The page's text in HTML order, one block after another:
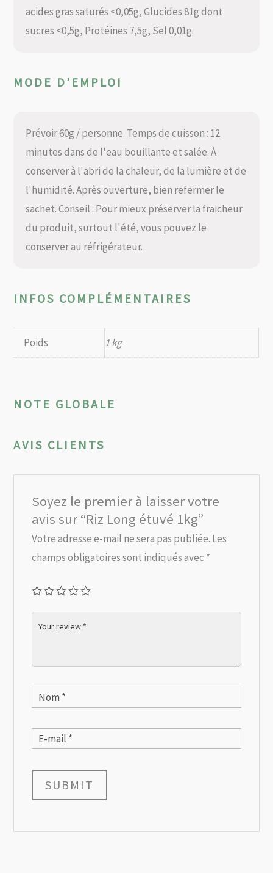
acides gras saturés <0,05g, Glucides 81g dont
sucres <0,5g, Protéines 7,5g, Sel 0,01g.
MODE D’EMPLOI
Prévoir 60g / personne. Temps de cuisson : 12
minutes dans de l'eau bouillante et salée. À
conserver à l'abri de la chaleur, de la lumière et de
l'humidité. Après ouverture, bien refermer le
sachet. Conseil : Pour mieux préserver la fraicheur
du produit, surtout l'été, vous pouvez le
conserver au réfrigérateur.
INFOS COMPLÉMENTAIRES
Poids 1 kg
NOTE GLOBALE
AVIS CLIENTS
Soyez le premier à laisser votre
avis sur “Riz Long étuvé 1kg”
Votre adresse e-mail ne sera pas publiée. Les
champs obligatoires sont indiqués avec *
SUBMIT